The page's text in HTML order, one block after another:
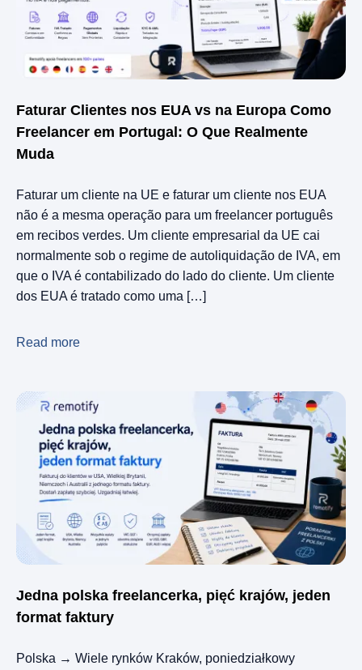
Faturar Clientes nos EUA vs na Europa Como
Freelancer em Portugal: O Que Realmente
Muda
Faturar um cliente na UE e faturar um cliente nos EUA
não é a mesma operação para um freelancer português
em recibos verdes. Um cliente empresarial da UE cai
normalmente sob o regime de autoliquidação de IVA, em
que o IVA é contabilizado do lado do cliente. Um cliente
dos EUA é tratado como uma […]
Read more
Jedna polska freelancerka, pięć krajów, jeden
format faktury
Polska → Wiele rynków Kraków, poniedziałkowy